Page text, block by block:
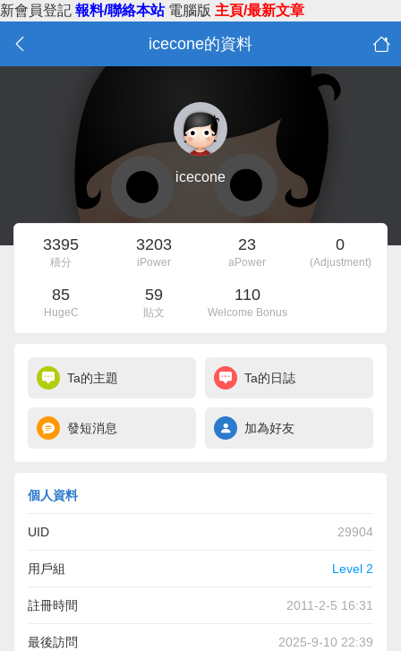
新會員登記 報料/聯絡本站 電腦版 主頁/最新文章
icecone的資料
icecone
3395
積分
3203
iPower
23
aPower
0
(Adjustment)
85
HugeC
59
貼文
110
Welcome Bonus
Ta的主題 Ta的日誌
發短消息 加為好友
個人資料
UID 29904
用戶組 Level 2
註冊時間 2011-2-5 16:31
最後訪問 2025-9-10 22:39